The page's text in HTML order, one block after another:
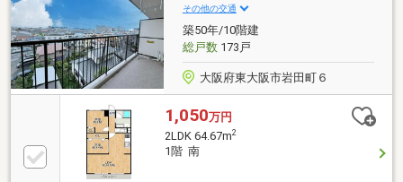
その他の交通
築50年/10階建
総戸数173戸
大阪府東大阪市岩田町６
1,050万円
2LDK 64.67m2
1階 南